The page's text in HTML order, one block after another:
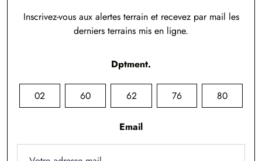
Inscrivez-vous aux alertes terrain et recevez par mail les
derniers terrains mis en ligne.
Dptment.
02 60 62 76 80
Email